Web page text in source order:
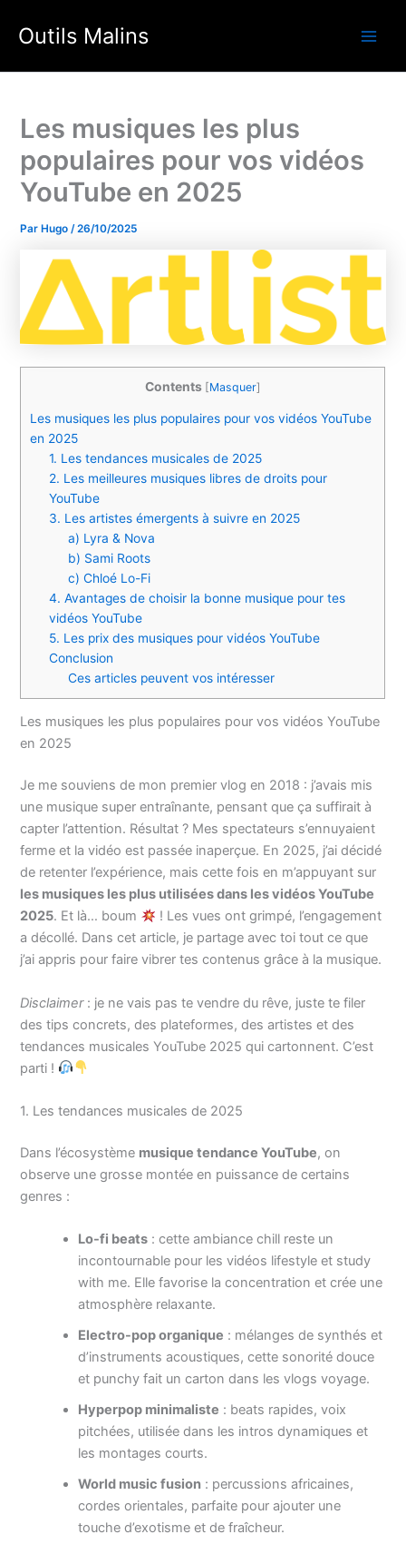
Outils Malins
Les musiques les plus
populaires pour vos vidéos
YouTube en 2025
ParHugo /26/10/2025
Contents [Masquer]
Les musiques les plus populaires pour vos vidéos YouTube
en 2025
1. Les tendances musicales de 2025
2. Les meilleures musiques libres de droits pour
YouTube
3. Les artistes émergents à suivre en 2025
a) Lyra & Nova
b) Sami Roots
c) Chloé Lo-Fi
4. Avantages de choisir la bonne musique pour tes
vidéos YouTube
5. Les prix des musiques pour vidéos YouTube
Conclusion
Ces articles peuvent vos intéresser
Les musiques les plus populaires pour vos vidéos YouTube
en 2025
Je me souviens de mon premier vlog en 2018 : j’avais mis
une musique super entraînante, pensant que ça suffirait à
capter l’attention. Résultat ? Mes spectateurs s’ennuyaient
ferme et la vidéo est passée inaperçue. En 2025, j’ai décidé
de retenter l’expérience, mais cette fois en m’appuyant sur
les musiques les plus utilisées dans les vidéos YouTube
2025. Et là… boum
! Les vues ont grimpé, l’engagement
a décollé. Dans cet article, je partage avec toi tout ce que
j’ai appris pour faire vibrer tes contenus grâce à la musique.
Disclaimer: je ne vais pas te vendre du rêve, juste te filer
des tips concrets, des plateformes, des artistes et des
tendances musicales YouTube 2025 qui cartonnent. C’est
parti !
1. Les tendances musicales de 2025
Dans l’écosystème musique tendance YouTube, on
observe une grosse montée en puissance de certains
genres :
Lo-fi beats : cette ambiance chill reste un
incontournable pour les vidéos lifestyle et study
with me. Elle favorise la concentration et crée une
atmosphère relaxante.
Electro-pop organique : mélanges de synthés et
d’instruments acoustiques, cette sonorité douce
et punchy fait un carton dans les vlogs voyage.
Hyperpop minimaliste : beats rapides, voix
pitchées, utilisée dans les intros dynamiques et
les montages courts.
World music fusion : percussions africaines,
cordes orientales, parfaite pour ajouter une
touche d’exotisme et de fraîcheur.